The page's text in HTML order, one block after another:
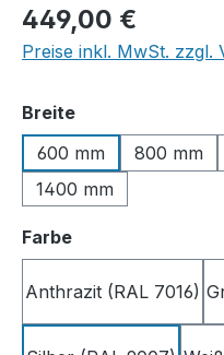
Regulärer Preis:
449,00 €
Preise inkl. MwSt. zzgl.
Breiteauswählen
600 mm
800 mm
1400 mm
Farbeauswählen
Anthrazit (RAL 7016)